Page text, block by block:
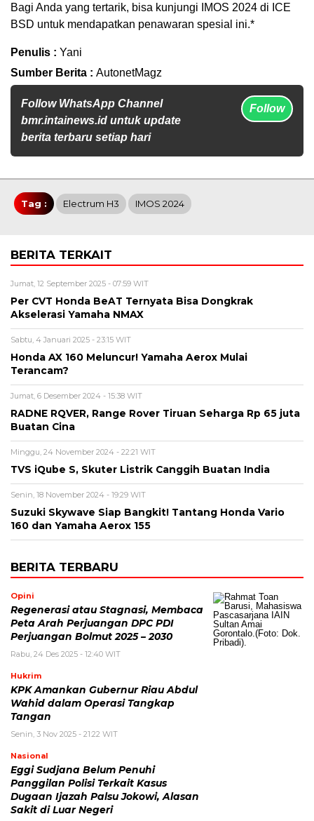
Bagi Anda yang tertarik, bisa kunjungi IMOS 2024 di ICE
BSD untuk mendapatkan penawaran spesial ini.*
Penulis : Yani
Sumber Berita : AutonetMagz
Follow WhatsApp Channel
bmr.intainews.id untuk update
berita terbaru setiap hari
Follow
Tag : Electrum H3 IMOS 2024
BERITA TERKAIT
Jumat, 12 September 2025 - 07:59 WIT
Per CVT Honda BeAT Ternyata Bisa Dongkrak
Akselerasi Yamaha NMAX
Sabtu, 4 Januari 2025 - 23:15 WIT
Honda AX 160 Meluncur! Yamaha Aerox Mulai
Terancam?
Jumat, 6 Desember 2024 - 15:38 WIT
RADNE RQVER, Range Rover Tiruan Seharga Rp 65 juta
Buatan Cina
Minggu, 24 November 2024 - 22:21 WIT
TVS iQube S, Skuter Listrik Canggih Buatan India
Senin, 18 November 2024 - 19:29 WIT
Suzuki Skywave Siap Bangkit! Tantang Honda Vario
160 dan Yamaha Aerox 155
BERITA TERBARU
Opini
Regenerasi atau Stagnasi, Membaca
Peta Arah Perjuangan DPC PDI
Perjuangan Bolmut 2025 – 2030
Rabu, 24 Des 2025 - 12:40 WIT
Hukrim
KPK Amankan Gubernur Riau Abdul
Wahid dalam Operasi Tangkap
Tangan
Senin, 3 Nov 2025 - 21:22 WIT
Nasional
Eggi Sudjana Belum Penuhi
Panggilan Polisi Terkait Kasus
Dugaan Ijazah Palsu Jokowi, Alasan
Sakit di Luar Negeri